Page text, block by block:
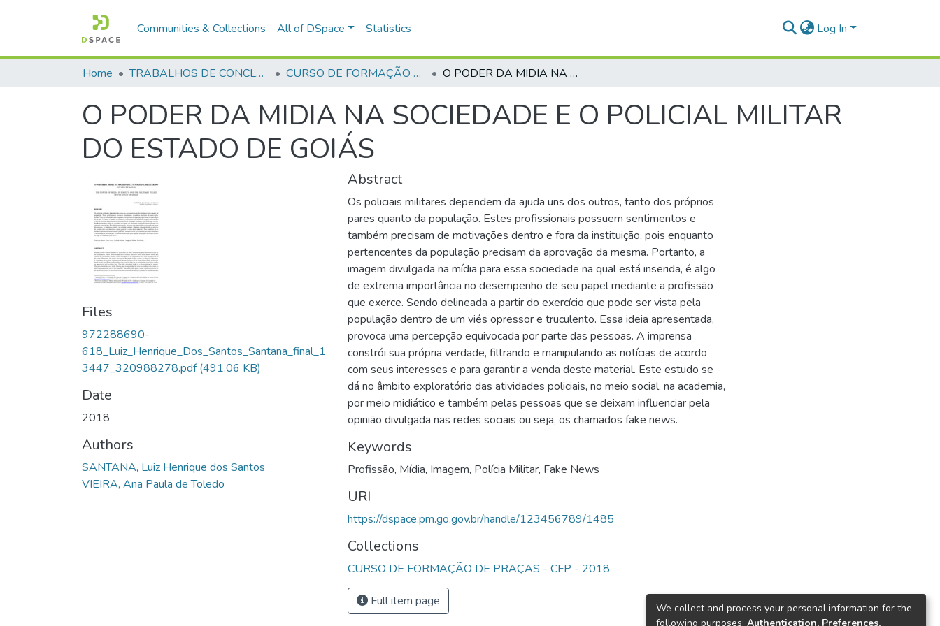
Communities & Collections All of DSpace Statistics Log In
Home TRABALHOS DE CONCLUSÃO DE CURSO - CFP (CURSO DE FORMAÇÃO DE PRAÇAS) CURSO DE FORMAÇÃO DE PRAÇAS - CFP - 2018 O PODER DA MIDIA NA SOCIEDADE E O POLICIAL MILITAR DO ESTADO DE GOIÁS
O PODER DA MIDIA NA SOCIEDADE E O POLICIAL MILITAR
DO ESTADO DE GOIÁS
Files
972288690-
618_Luiz_Henrique_Dos_Santos_Santana_final_1
3447_320988278.pdf(491.06 KB)
Date
2018
Authors
SANTANA, Luiz Henrique dos Santos
VIEIRA, Ana Paula de Toledo
Abstract
Os policiais militares dependem da ajuda uns dos outros, tanto dos próprios
pares quanto da população. Estes profissionais possuem sentimentos e
também precisam de motivações dentro e fora da instituição, pois enquanto
pertencentes da população precisam da aprovação da mesma. Portanto, a
imagem divulgada na mídia para essa sociedade na qual está inserida, é algo
de extrema importância no desempenho de seu papel mediante a profissão
que exerce. Sendo delineada a partir do exercício que pode ser vista pela
população dentro de um viés opressor e truculento. Essa ideia apresentada,
provoca uma percepção equivocada por parte das pessoas. A imprensa
constrói sua própria verdade, filtrando e manipulando as notícias de acordo
com seus interesses e para garantir a venda deste material. Este estudo se
dá no âmbito exploratório das atividades policiais, no meio social, na academia,
por meio midiático e também pelas pessoas que se deixam influenciar pela
opinião divulgada nas redes sociais ou seja, os chamados fake news.
Keywords
Profissão, Mídia, Imagem, Polícia Militar, Fake News
URI
https://dspace.pm.go.gov.br/handle/123456789/1485
Collections
CURSO DE FORMAÇÃO DE PRAÇAS - CFP - 2018
Full item page
We collect and process your personal information for the
following purposes: Authentication, Preferences,